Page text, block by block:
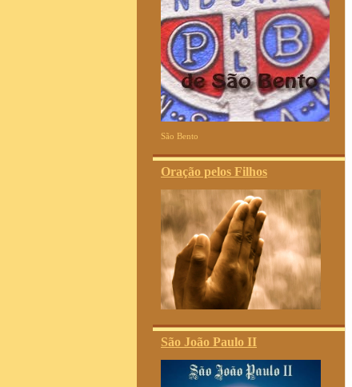
São Bento
Oração pelos Filhos
São João Paulo II